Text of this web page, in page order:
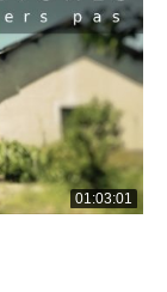
01:03:01